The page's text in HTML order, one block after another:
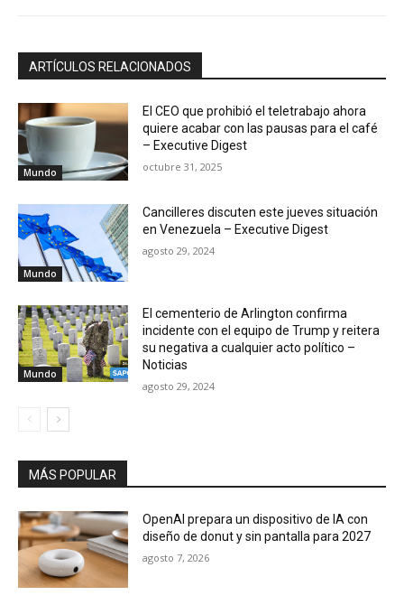
ARTÍCULOS RELACIONADOS
Mundo
El CEO que prohibió el teletrabajo ahora
quiere acabar con las pausas para el café
– Executive Digest
octubre 31, 2025
Mundo
Cancilleres discuten este jueves situación
en Venezuela – Executive Digest
agosto 29, 2024
Mundo
El cementerio de Arlington confirma
incidente con el equipo de Trump y reitera
su negativa a cualquier acto político –
Noticias
agosto 29, 2024
MÁS POPULAR
OpenAI prepara un dispositivo de IA con
diseño de donut y sin pantalla para 2027
agosto 7, 2026